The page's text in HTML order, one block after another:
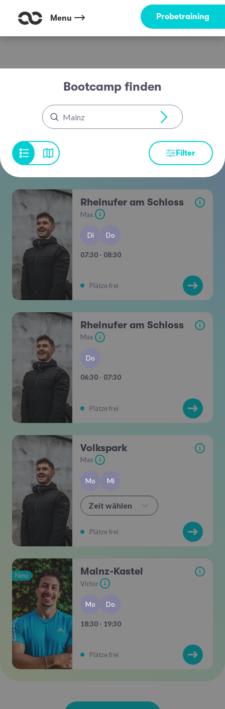
Menu Probetraining
Bootcamp finden
Mainz
Filter
Rheinufer am Schloss i
Max i
Di Do
07:30 - 08:30
Plätze frei
Rheinufer am Schloss i
Max i
Do
06:30 - 07:30
Plätze frei
Volkspark i
Max i
Mo Mi
Zeit wählen
Plätze frei
Neu Mainz-Kastel i
Victor i
Mo Do
18:30 - 19:30
Plätze frei